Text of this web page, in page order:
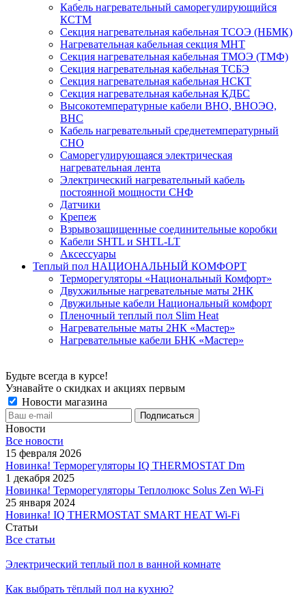
Кабель нагревательный саморегулирующийся
КСТМ
Секция нагревательная кабельная ТСОЭ (НБМК)
Нагревательная кабельная секция МНТ
Секция нагревательная кабельная ТМОЭ (ТМФ)
Секция нагревательная кабельная ТСБЭ
Секция нагревательная кабельная НСКТ
Секция нагревательная кабельная КДБС
Высокотемпературные кабели ВНО, ВНОЭО,
ВНС
Кабель нагревательный среднетемпературный
СНО
Саморегулирующаяся электрическая
нагревательная лента
Электрический нагревательный кабель
постоянной мощности СНФ
Датчики
Крепеж
Взрывозащищенные соединительные коробки
Кабели SHTL и SHTL-LT
Аксессуары
Теплый пол НАЦИОНАЛЬНЫЙ КОМФОРТ
Терморегуляторы «Национальный Комфорт»
Двухжильные нагревательные маты 2НК
Двужильные кабели Национальный комфорт
Пленочный теплый пол Slim Heat
Нагревательные маты 2НК «Мастер»
Нагревательные кабели БНК «Мастер»
Будьте всегда в курсе!
Узнавайте о скидках и акциях первым
Новости магазина
Новости
Все новости
15 февраля 2026
Новинка! Терморегуляторы IQ THERMOSTAT Dm
1 декабря 2025
Новинка! Терморегуляторы Теплолюкс Solus Zen Wi-Fi
25 января 2024
Новинка! IQ THERMOSTAT SMART HEAT Wi-Fi
Статьи
Все статьи
Электрический теплый пол в ванной комнате
Как выбрать тёплый пол на кухню?